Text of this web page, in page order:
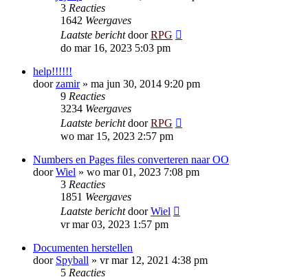
3 Reacties
1642 Weergaves
Laatste berichtdoorRPG
do mar 16, 2023 5:03 pm
help!!!!!!
doorzamir» ma jun 30, 2014 9:20 pm
9 Reacties
3234 Weergaves
Laatste berichtdoorRPG
wo mar 15, 2023 2:57 pm
Numbers en Pages files converteren naar OO
doorWiel » wo mar 01, 2023 7:08 pm
3 Reacties
1851 Weergaves
Laatste berichtdoorWiel
vr mar 03, 2023 1:57 pm
Documenten herstellen
door Spyball » vr mar 12, 2021 4:38 pm
5 Reacties